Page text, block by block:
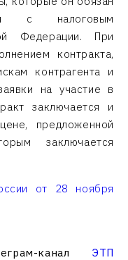
с налоговым
Федерации. При
контракта,
контрагента и
на участие в
заключается и
предложенной
заключается
от 28 ноября
каналЭТП